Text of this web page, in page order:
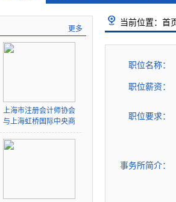
更多
上海市注册会计师协会
与上海虹桥国际中央商
务区管委会签署战略合
作协议并为“上海注册
当前位置：首
职位名称：
职位薪资：
职位要求：
事务所简介：